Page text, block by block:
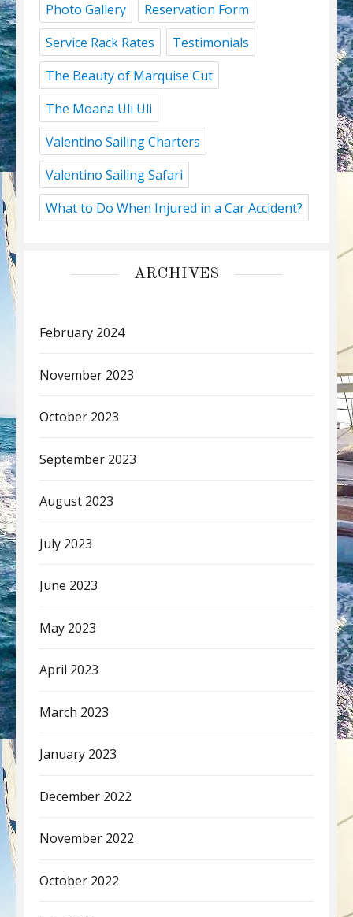
Photo Gallery
Reservation Form
Service Rack Rates
Testimonials
The Beauty of Marquise Cut
The Moana Uli Uli
Valentino Sailing Charters
Valentino Sailing Safari
What to Do When Injured in a Car Accident?
ARCHIVES
February 2024
November 2023
October 2023
September 2023
August 2023
July 2023
June 2023
May 2023
April 2023
March 2023
January 2023
December 2022
November 2022
October 2022